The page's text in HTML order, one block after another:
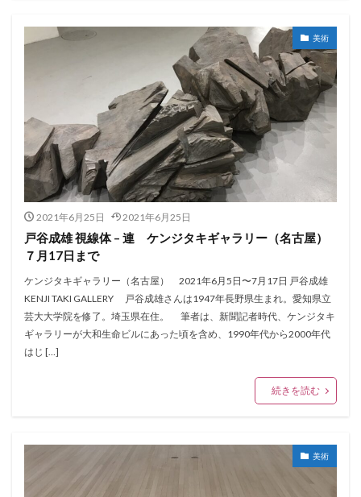
美術
2021年6月25日 2021年6月25日
戸谷成雄 視線体 – 連 ケンジタキギャラリー（名古屋）
７月17日まで
ケンジタキギャラリー（名古屋） 2021年6月5日〜7月17日 戸谷成雄
KENJI TAKI GALLERY 戸谷成雄さんは1947年長野県生まれ。愛知県立
芸大大学院を修了。埼玉県在住。 筆者は、新聞記者時代、ケンジタキ
ギャラリーが大和生命ビルにあった頃を含め、1990年代から2000年代
はじ […]
続きを読む
美術